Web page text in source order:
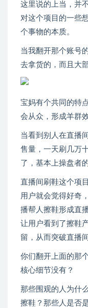
这里说的上当，并
对这个项目的一些
个事物的本质。
当我翻开那个账号
去拿货的，而且大
宝妈有个共同的特
会从众，形成羊群效
当看到别人在直播
售量，一天刷几万
了，基本上操盘者
直播间刷鞋这个项
用户就会觉得好奇
播帮人擦鞋形成直
让用户看到了擦鞋
留，从而突破直播
你们翻开上面的那
核心细节没有？
那些围观的人为什
擦鞋？那些人是否